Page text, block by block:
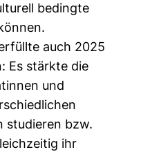
bedingte
auch 2025
Es stärkte die
und
studieren bzw.
ihr